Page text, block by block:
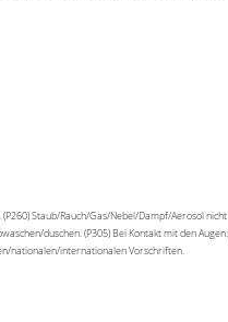
Staub/Rauch/Gas/Nebel/Dampf/Aerosol
duschen. (P305) Bei Kontakt mit den
nationalen/internationalen Vorschriften.